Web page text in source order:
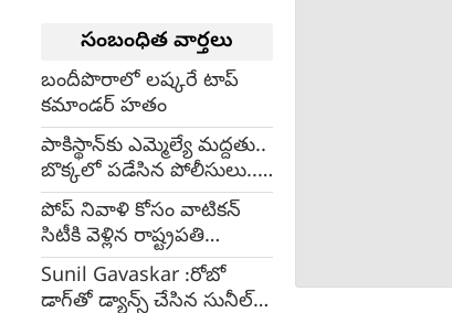
సంబంధిత వార్తలు
బందీపొరాలో లష్కరే టాప్
కమాండర్ హతం
పాకిస్థాన్‌కు ఎమ్మెల్యే మద్దతు..
బొక్కలో పడేసిన పోలీసులు..
ఎక్కడ?
పోప్ నివాళి కోసం వాటికన్
సిటీకి వెళ్లిన రాష్ట్రపతి
బృందం!!
Sunil Gavaskar :రోబో
డాగ్‌తో డ్యాన్స్ చేసిన సునీల్